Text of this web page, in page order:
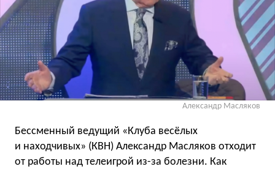
Александр Масляков
Бессменный ведущий «Клуба весёлых
и находчивых» (КВН) Александр Масляков отходит
от работы над телеигрой из-за болезни. Как